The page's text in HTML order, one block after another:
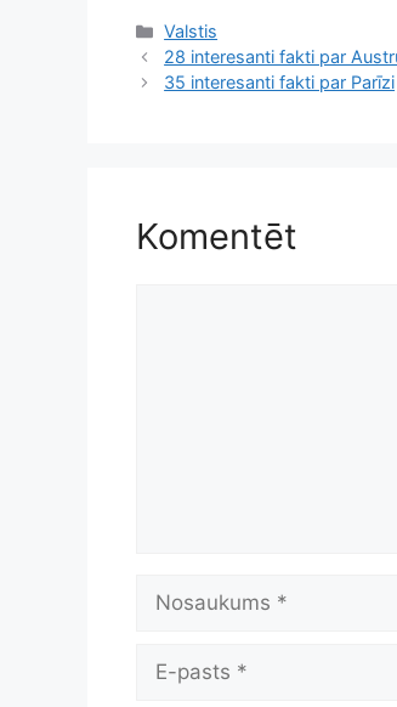
Kategorijas
Valstis
28 interesanti fakti par
35 interesanti fakti par Parīzi
Komentēt
Nosaukums
pasts